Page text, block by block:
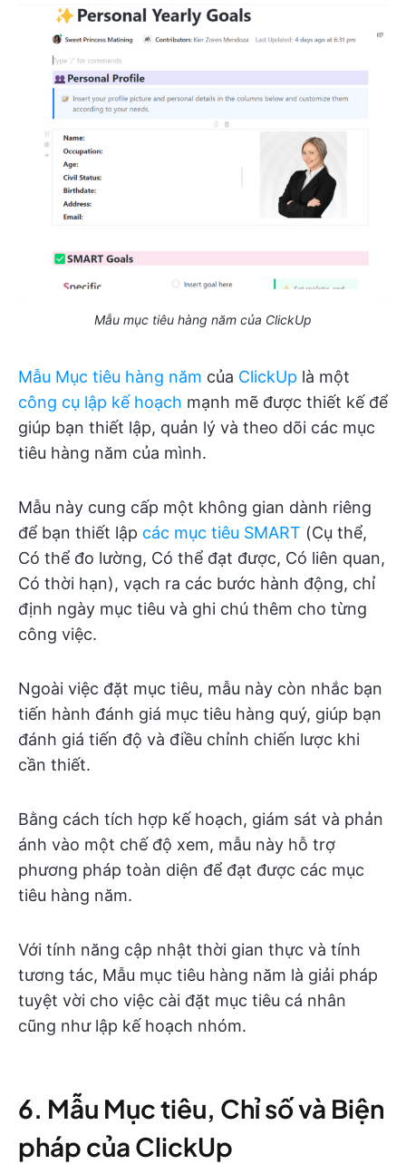
Mẫu mục tiêu hàng năm của ClickUp
Mẫu Mục tiêu hàng năm của ClickUp là một
công cụ lập kế hoạch mạnh mẽ được thiết kế để
giúp bạn thiết lập, quản lý và theo dõi các mục
tiêu hàng năm của mình.
Mẫu này cung cấp một không gian dành riêng
để bạn thiết lập các mục tiêu SMART (Cụ thể,
Có thể đo lường, Có thể đạt được, Có liên quan,
Có thời hạn), vạch ra các bước hành động, chỉ
định ngày mục tiêu và ghi chú thêm cho từng
công việc.
Ngoài việc đặt mục tiêu, mẫu này còn nhắc bạn
tiến hành đánh giá mục tiêu hàng quý, giúp bạn
đánh giá tiến độ và điều chỉnh chiến lược khi
cần thiết.
Bằng cách tích hợp kế hoạch, giám sát và phản
ánh vào một chế độ xem, mẫu này hỗ trợ
phương pháp toàn diện để đạt được các mục
tiêu hàng năm.
Với tính năng cập nhật thời gian thực và tính
tương tác, Mẫu mục tiêu hàng năm là giải pháp
tuyệt vời cho việc cài đặt mục tiêu cá nhân
cũng như lập kế hoạch nhóm.
6. Mẫu Mục tiêu, Chỉ số và Biện
pháp của ClickUp